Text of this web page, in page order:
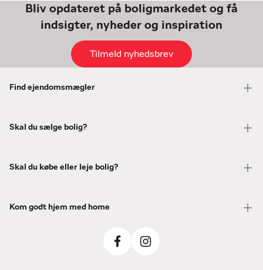
Bliv opdateret på boligmarkedet og få
indsigter, nyheder og inspiration
Tilmeld nyhedsbrev
Find ejendomsmægler
Skal du sælge bolig?
Skal du købe eller leje bolig?
Kom godt hjem med home